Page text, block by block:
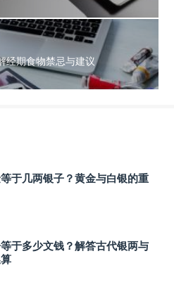
经期食物禁忌与建议
于几两银子？黄金与白银的重
于多少文钱？解答古代银两与